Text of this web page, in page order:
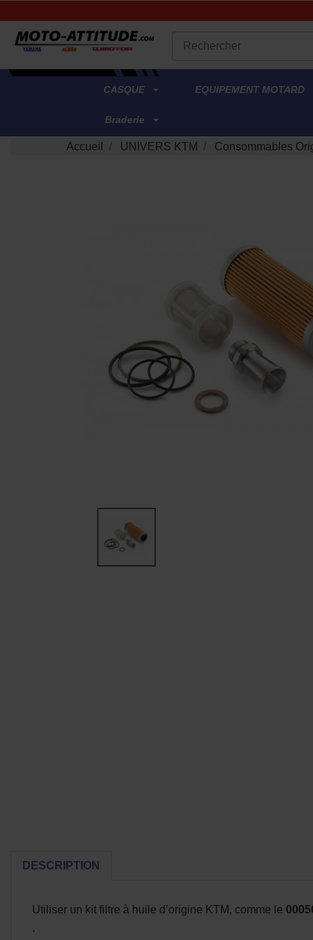
.
CASQUE EQUIPEMENT MOTARD
Braderie
Accueil UNIVERS KTM Consommables
DESCRIPTION
Utiliser un kit filtre à huile d’origine KTM, comme le
.